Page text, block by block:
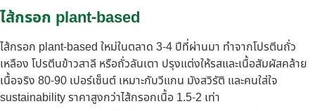
ไส้กรอก plant-based
ไส้กรอก plant-based ใหม่ในตลาด 3-4 ปีที่ผ่านมา ทำจากโปรตีนถั่ว
เหลือง โปรตีนข้าวสาลี หรือถั่วลันเตา ปรุงแต่งให้รสและเนื้อสัมผัสคล้าย
เนื้อจริง 80-90 เปอร์เซ็นต์ เหมาะกับวีแกน มังสวิรัติ และคนใส่ใจ
sustainability ราคาสูงกว่าไส้กรอกเนื้อ 1.5-2 เท่า